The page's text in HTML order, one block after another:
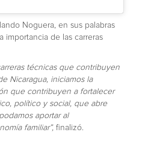
Noguera, en sus palabras
importancia de las carreras
técnicas que contribuyen
Nicaragua, iniciamos la
que contribuyen a fortalecer
político y social, que abre
aportar al
familiar”, finalizó.